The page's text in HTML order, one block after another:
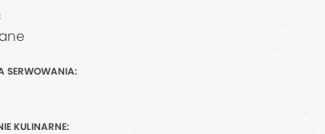
SERWOWANIA:
KULINARNE: